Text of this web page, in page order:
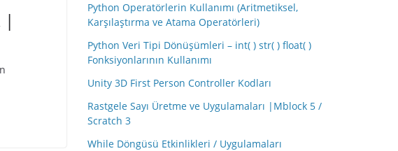
|
Python Operatörlerin Kullanımı (Aritmetiksel,
Karşılaştırma ve Atama Operatörleri)
Python Veri Tipi Dönüşümleri – int( ) str( ) float( )
Fonksiyonlarının Kullanımı
Unity 3D First Person Controller Kodları
Rastgele Sayı Üretme ve Uygulamaları |Mblock 5 /
Scratch 3
While Döngüsü Etkinlikleri / Uygulamaları